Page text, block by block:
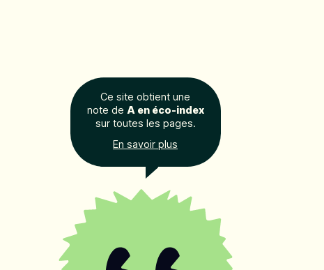
Ce site obtient une
note de A en éco-index
sur toutes les pages.
En savoir plus